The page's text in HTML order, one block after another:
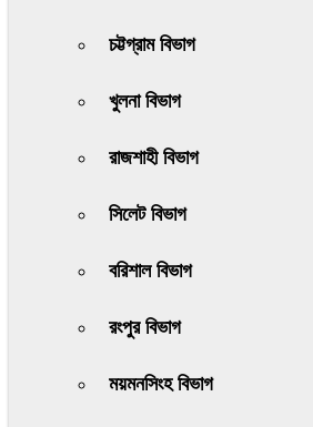
চট্টগ্রাম বিভাগ
খুলনা বিভাগ
রাজশাহী বিভাগ
সিলেট বিভাগ
বরিশাল বিভাগ
রংপুর বিভাগ
ময়মনসিংহ বিভাগ